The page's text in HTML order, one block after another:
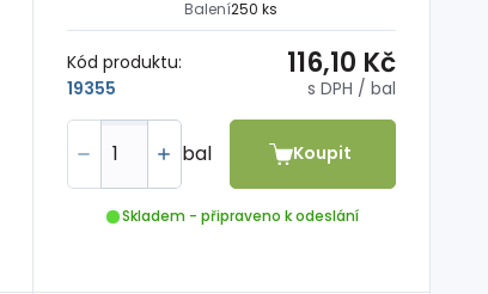
Balení250 ks
Kód produktu:
19355
116,10 Kč
s DPH / bal
bal Koupit
Skladem - připraveno k odeslání